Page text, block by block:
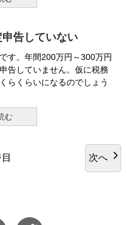
告していない
す。年間200万円～300万円
告していません。仮に税務
らくらいになるのでしょう
む
次へ